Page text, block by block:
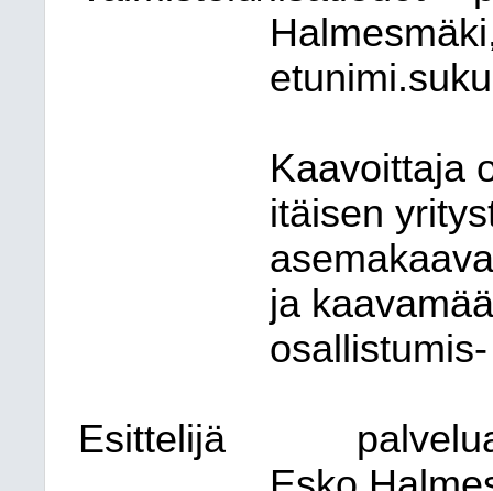
Kaavoittaja
itäisen
ja
Esittelijä